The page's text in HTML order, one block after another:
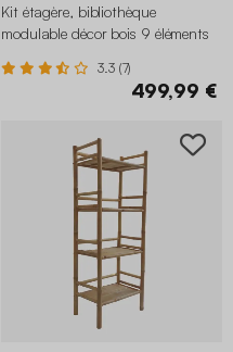
Kit étagère, bibliothèque
modulable décor bois 9 éléments
3.3 (7)
499,99 €